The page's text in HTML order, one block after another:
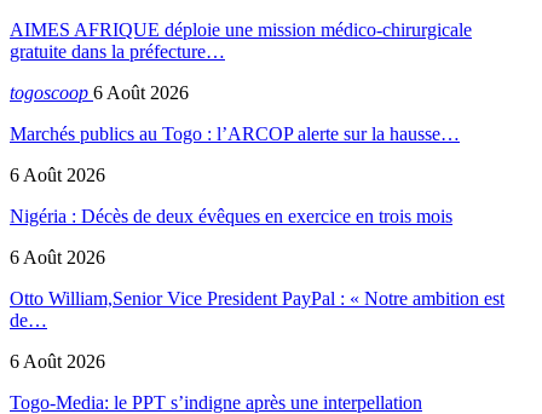
AIMES AFRIQUE déploie une mission médico-chirurgicale
gratuite dans la préfecture…
togoscoop 6 Août 2026
Marchés publics au Togo : l’ARCOP alerte sur la hausse…
6 Août 2026
Nigéria : Décès de deux évêques en exercice en trois mois
6 Août 2026
Otto William,Senior Vice President PayPal : « Notre ambition est
de…
6 Août 2026
Togo-Media: le PPT s’indigne après une interpellation